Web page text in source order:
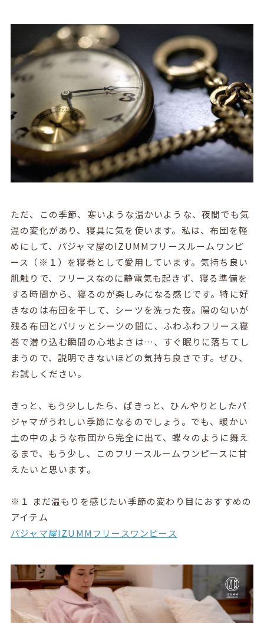
ただ、この季節、寒いような温かいような、夜間でも気
温の変化があり、寝具に気を使います。私は、布団を軽
めにして、パジャマ屋のIZUMMフリースルームワンピ
ース（※１）を寝巻として愛用しています。気持ち良い
肌触りで、フリースなのに静電気も起きず、寝る準備を
する時間から、寝るのが楽しみになる感じです。特に好
きなのは布団を干して、シーツを洗った夜。陽の匂いが
残る布団とパリッとシーツの間に、ふわふわフリース寝
巻で潜り込む瞬間の心地よさは…、すぐ眠りに落ちてし
まうので、説明できないほどの気持ち良さです。ぜひ、
お試しください。
きっと、もう少ししたら、ぱきっと、ひんやりとしたパ
ジャマがうれしい季節になるのでしょう。でも、暖かい
土の中のような布団から完全に出て、蝶々のように舞え
るまで、もう少し、このフリースルームワンピースに甘
えたいと思います。
※１ まだ温もりを感じたい季節の変わり目におすすめの
アイテム
パジャマ屋IZUMMフリースワンピース